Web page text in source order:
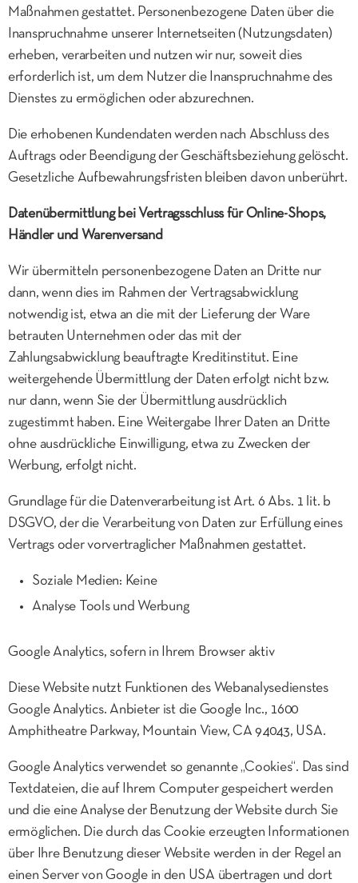
Maßnahmen gestattet. Personenbezogene Daten über die
Inanspruchnahme unserer Internetseiten (Nutzungsdaten)
erheben, verarbeiten und nutzen wir nur, soweit dies
erforderlich ist, um dem Nutzer die Inanspruchnahme des
Dienstes zu ermöglichen oder abzurechnen.
Die erhobenen Kundendaten werden nach Abschluss des
Auftrags oder Beendigung der Geschäftsbeziehung gelöscht.
Gesetzliche Aufbewahrungsfristen bleiben davon unberührt.
Datenübermittlung bei Vertragsschluss für Online-Shops,
Händler und Warenversand
Wir übermitteln personenbezogene Daten an Dritte nur
dann, wenn dies im Rahmen der Vertragsabwicklung
notwendig ist, etwa an die mit der Lieferung der Ware
betrauten Unternehmen oder das mit der
Zahlungsabwicklung beauftragte Kreditinstitut. Eine
weitergehende Übermittlung der Daten erfolgt nicht bzw.
nur dann, wenn Sie der Übermittlung ausdrücklich
zugestimmt haben. Eine Weitergabe Ihrer Daten an Dritte
ohne ausdrückliche Einwilligung, etwa zu Zwecken der
Werbung, erfolgt nicht.
Grundlage für die Datenverarbeitung ist Art. 6 Abs. 1 lit. b
DSGVO, der die Verarbeitung von Daten zur Erfüllung eines
Vertrags oder vorvertraglicher Maßnahmen gestattet.
Soziale Medien: Keine
Analyse Tools und Werbung
Google Analytics, sofern in Ihrem Browser aktiv
Diese Website nutzt Funktionen des Webanalysedienstes
Google Analytics. Anbieter ist die Google Inc., 1600
Amphitheatre Parkway, Mountain View, CA 94043, USA.
Google Analytics verwendet so genannte „Cookies“. Das sind
Textdateien, die auf Ihrem Computer gespeichert werden
und die eine Analyse der Benutzung der Website durch Sie
ermöglichen. Die durch das Cookie erzeugten Informationen
über Ihre Benutzung dieser Website werden in der Regel an
einen Server von Google in den USA übertragen und dort